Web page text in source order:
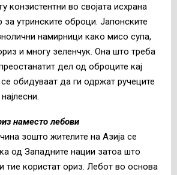
конзистентни во својата исхрана
за утринските оброци. Јапонските
намирници како мисо супа,
и многу зеленчук. Она што треба
дел од оброците кај
обидуваат да ги одржат ручеците
наместо лебови
зошто жителите на Азија се
од Западните нации затоа што
тие користат ориз. Лебот во основа